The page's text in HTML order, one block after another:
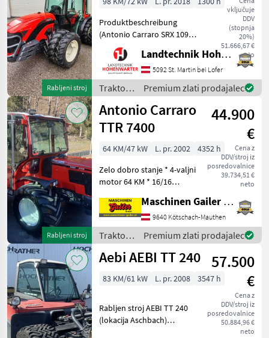
Rabljeni stroj
vključuje
DDV
(stopnja
20%)
51.666,67 €
neto
Produktbeschreibung
(Antonio Carraro SRX 10900
Maschinenzentrum St.
Martin den Antonio Carraro
SRX 10900 R ausführlich
vorzustellen und
Landtechnik Hohenwarter GmbH
5092 St. Martin bei Lofer
Traktor /
Antonio
Carraro
Premium zlati prodajalec
Rabljeni stroj
Antonio Carraro
TTR 7400
44.900
€
Cena z
DDV/stroj iz
posredovalnice
39.734,51 €
neto
64 KM/47 kW L. pr. 2002
4352 h
Zelo dobro stanje * 4-valjni
motor 64 KM * 16/16
pogonskim menjalnikom *
Reverzibilni sedežni sistem
* Zaprta kabina z zračnim
sedežem in r
Maschinen Gailer GmbH
9640 Kötschach-Mauthen
Traktor /
Antonio
Carraro
Premium zlati prodajalec
Aebi AEBI TT 240
57.500
€
Cena z
DDV/stroj iz
posredovalnice
50.884,96 €
neto
83 KM/61 kW L. pr. 2008 3547 h
Rabljen stroj AEBI TT 240
(lokacija Aschbach)